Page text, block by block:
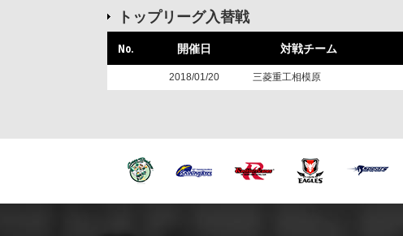
トップリーグ入替戦
No. 開催日 対戦チーム
2018/01/20 三菱重工相模原